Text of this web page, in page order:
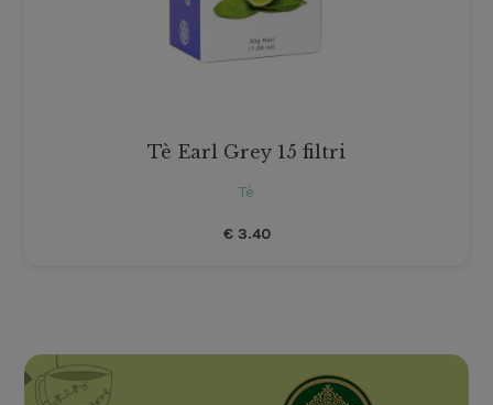
Tè Earl Grey 15 filtri
Tè
€3.40